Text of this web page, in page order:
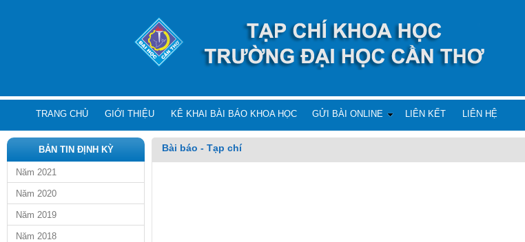
TRANG CHỦ GIỚI THIỆU KÊ KHAI BÀI BÁO KHOA HỌC GỬI BÀI ONLINE LIÊN KẾT LIÊN HỆ
BẢN TIN ĐỊNH KỲ
Năm 2021
Năm 2020
Năm 2019
Năm 2018
Bài báo - Tạp chí